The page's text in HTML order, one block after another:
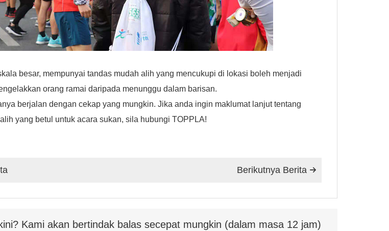
besar, mempunyai tandas mudah alih yang mencukupi di lokasi boleh menjadi
orang ramai daripada menunggu dalam barisan.
berjalan dengan cekap yang mungkin. Jika anda ingin maklumat lanjut tentang
yang betul untuk acara sukan, sila hubungi TOPPLA!

Berikutnya Berita
Kami akan bertindak balas secepat mungkin (dalam masa 12 jam)